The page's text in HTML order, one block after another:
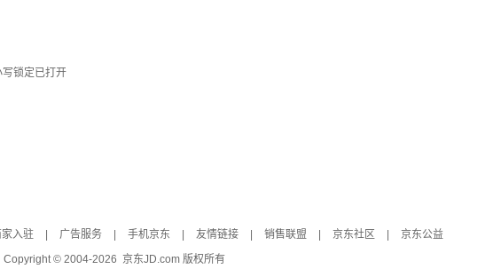
写锁定已打开
家入驻 广告服务 手机京东 友情链接 销售联盟 京东社区
京东公益
Copyright © 2004-2026 京东JD.com 版权所有